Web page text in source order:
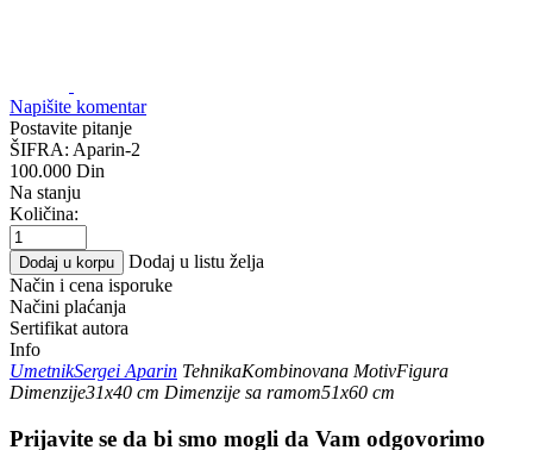
Napišite komentar
Postavite pitanje
ŠIFRA: Aparin-2
100.000 Din
Na stanju
Količina:
Dodaj u korpu
Dodaj u listu želja
Način i cena isporuke
Načini plaćanja
Sertifikat autora
Info
UmetnikSergei Aparin TehnikaKombinovana MotivFigura
Dimenzije31x40 cm Dimenzije sa ramom51x60 cm
Prijavite se da bi smo mogli da Vam odgovorimo